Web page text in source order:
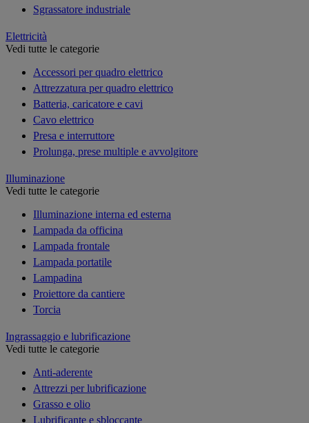
Sgrassatore industriale
Elettricità
Vedi tutte le categorie
Accessori per quadro elettrico
Attrezzatura per quadro elettrico
Batteria, caricatore e cavi
Cavo elettrico
Presa e interruttore
Prolunga, prese multiple e avvolgitore
Illuminazione
Vedi tutte le categorie
Illuminazione interna ed esterna
Lampada da officina
Lampada frontale
Lampada portatile
Lampadina
Proiettore da cantiere
Torcia
Ingrassaggio e lubrificazione
Vedi tutte le categorie
Anti-aderente
Attrezzi per lubrificazione
Grasso e olio
Lubrificante e sbloccante